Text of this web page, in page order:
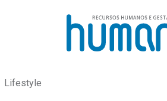
Lifestyle